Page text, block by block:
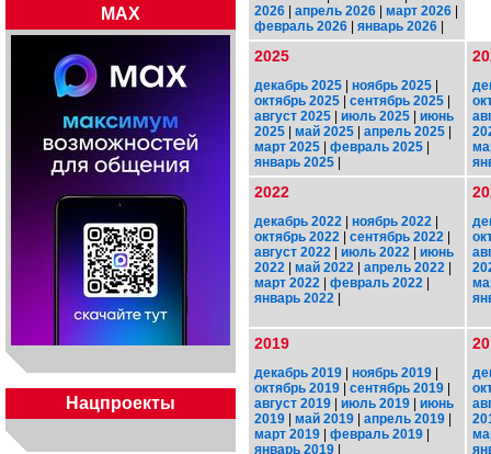
MAX
Нацпроекты
2026 | апрель 2026 | март 2026 |
февраль 2026 | январь 2026 |
2025
декабрь 2025 | ноябрь 2025 |
октябрь 2025 | сентябрь 2025 |
август 2025 | июль 2025 | июнь
2025 | май 2025 | апрель 2025 |
март 2025 | февраль 2025 |
январь 2025 |
2022
декабрь 2022 | ноябрь 2022 |
октябрь 2022 | сентябрь 2022 |
август 2022 | июль 2022 | июнь
2022 | май 2022 | апрель 2022 |
март 2022 | февраль 2022 |
январь 2022 |
2019
декабрь 2019 | ноябрь 2019 |
октябрь 2019 | сентябрь 2019 |
август 2019 | июль 2019 | июнь
2019 | май 2019 | апрель 2019 |
март 2019 | февраль 2019 |
январь 2019 |